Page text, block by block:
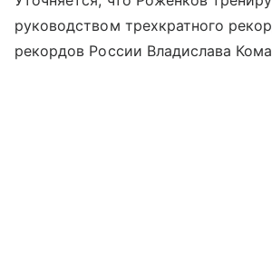
руководством трехкратного
рекордов России Владислава